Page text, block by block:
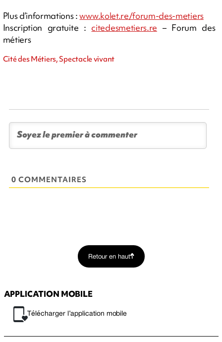
Plus d’informations :www.kolet.re/forum-des-metiers
Inscription gratuite : citedesmetiers.re – Forum des
métiers
Cité des Métiers, Spectacle vivant
0 COMMENTAIRES
Retour en haut
APPLICATION MOBILE
Télécharger l’application mobile